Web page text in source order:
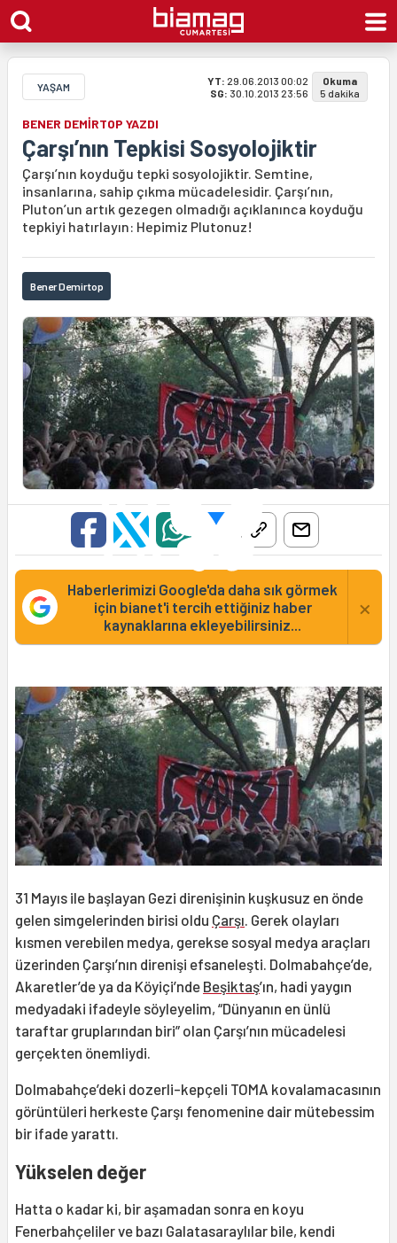
YAŞAM YT: 29.06.2013 00:02
SG: 30.10.2013 23:56
Okuma
5 dakika
BENER DEMİRTOP YAZDI
Çarşı’nın Tepkisi Sosyolojiktir
Çarşı’nın koyduğu tepki sosyolojiktir. Semtine,
insanlarına, sahip çıkma mücadelesidir. Çarşı’nın,
Pluton’un artık gezegen olmadığı açıklanınca koyduğu
tepkiyi hatırlayın: Hepimiz Plutonuz!
Bener Demirtop
Haberlerimizi Google'da daha sık görmek
için bianet'i tercih ettiğiniz haber
kaynaklarına ekleyebilirsiniz...
×
31 Mayıs ile başlayan Gezi direnişinin kuşkusuz en önde
gelen simgelerinden birisi oldu Çarşı. Gerek olayları
kısmen verebilen medya, gerekse sosyal medya araçları
üzerinden Çarşı’nın direnişi efsaneleşti. Dolmabahçe’de,
Akaretler’de ya da Köyiçi’nde Beşiktaş’ın, hadi yaygın
medyadaki ifadeyle söyleyelim, “Dünyanın en ünlü
taraftar gruplarından biri” olan Çarşı’nın mücadelesi
gerçekten önemliydi.
Dolmabahçe’deki dozerli-kepçeli TOMA kovalamacasının
görüntüleri herkeste Çarşı fenomenine dair mütebessim
bir ifade yarattı.
Yükselen değer
Hatta o kadar ki, bir aşamadan sonra en koyu
Fenerbahçeliler ve bazı Galatasaraylılar bile, kendi